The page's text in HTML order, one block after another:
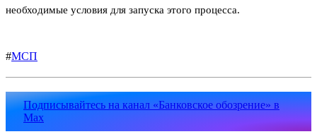
необходимые условия для запуска этого процесса.
#МСП
Подписывайтесь на канал «Банковское обозрение» в
Max